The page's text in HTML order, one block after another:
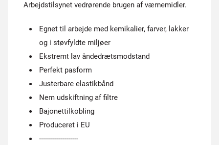
Arbejdstilsynet vedrørende brugen af værnemidler.
Egnet til arbejde med kemikalier, farver, lakker
og i støvfyldte miljøer
Ekstremt lav åndedrætsmodstand
Perfekt pasform
Justerbare elastikbånd
Nem udskiftning af filtre
Bajonettilkobling
Produceret i EU
--------------------